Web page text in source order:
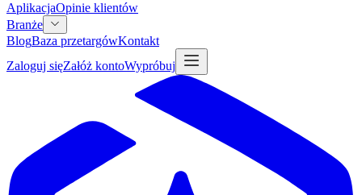
AplikacjaOpinie klientów
Branże
BlogBaza przetargówKontakt
Zaloguj sięZałóż kontoWypróbuj